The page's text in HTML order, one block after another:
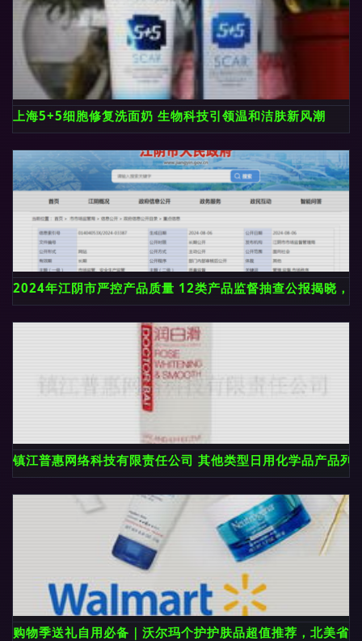
上海5+5细胞修复洗面奶 生物科技引领温和洁肤新风潮
2024年江阴市严控产品质量 12类产品监督抽查公报揭晓，
镇江普惠网络科技有限责任公司 其他类型日用化学品产品列
购物季送礼自用必备｜沃尔玛个护护肤品超值推荐，北美省